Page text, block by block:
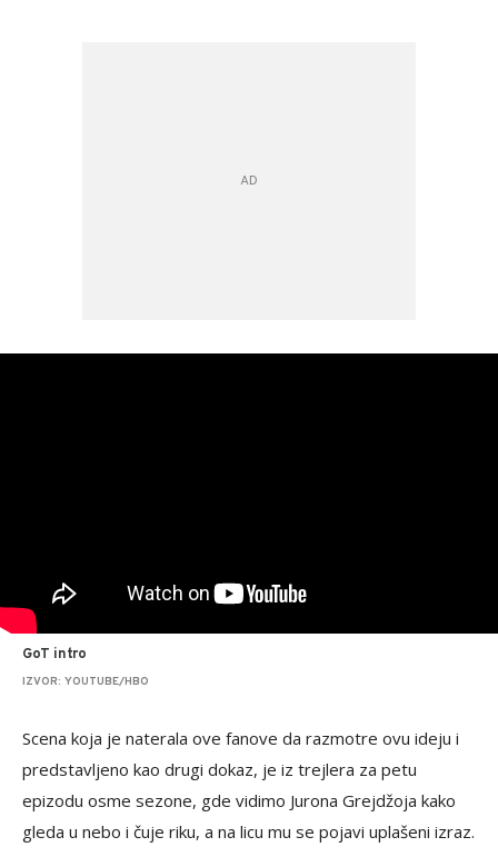
GoT intro
IZVOR: YOUTUBE/HBO
Scena koja je naterala ove fanove da razmotre ovu ideju i
predstavljeno kao drugi dokaz, je iz trejlera za petu
epizodu osme sezone, gde vidimo Jurona Grejdžoja kako
gleda u nebo i čuje riku, a na licu mu se pojavi uplašeni izraz.